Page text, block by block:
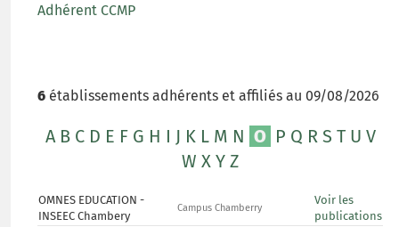
Adhérent CCMP
6 établissements adhérents et affiliés au 09/08/2026
A B C D E F G H I J K L M N O P Q R S T U V
W X Y Z
OMNES EDUCATION -
INSEEC Chambery
Campus Chamberry
Voir les
publications